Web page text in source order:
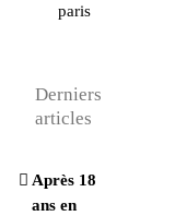
Derniers
articles
Après 18
ans en